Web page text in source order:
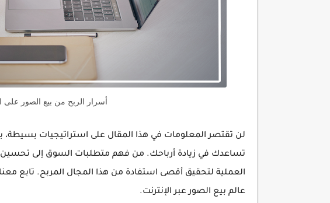
أسرار الربح من بيع الصور على
لن تقتصر المعلومات في هذا المقال على استراتيجيات
تساعدك في زيادة أرباحك. من فهم متطلبات السوق إلى
العملية لتحقيق أقصى استفادة من هذا المجال المربح. تابع
عالم بيع الصور عبر الإنترنت.